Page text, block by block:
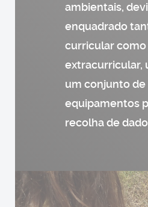
ambientais,
enquadrado
curricular como
extracurricular,
um conjunto de
equipamentos
recolha de